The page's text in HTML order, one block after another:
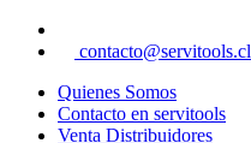
contacto@servitools.cl
Quienes Somos
Contacto en servitools
Venta Distribuidores